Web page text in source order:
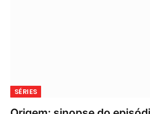
SÉRIES